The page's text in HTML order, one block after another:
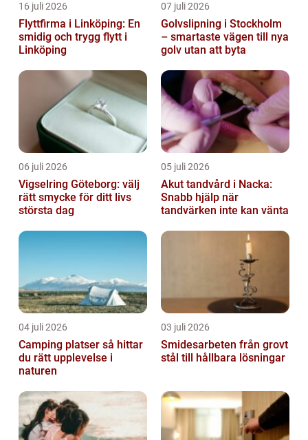
16 juli 2026
Flyttfirma i Linköping: En
smidig och trygg flytt i
Linköping
07 juli 2026
Golvslipning i Stockholm
– smartaste vägen till nya
golv utan att byta
06 juli 2026
Vigselring Göteborg: välj
rätt smycke för ditt livs
största dag
05 juli 2026
Akut tandvård i Nacka:
Snabb hjälp när
tandvärken inte kan vänta
04 juli 2026
Camping platser så hittar
du rätt upplevelse i
naturen
03 juli 2026
Smidesarbeten från grovt
stål till hållbara lösningar